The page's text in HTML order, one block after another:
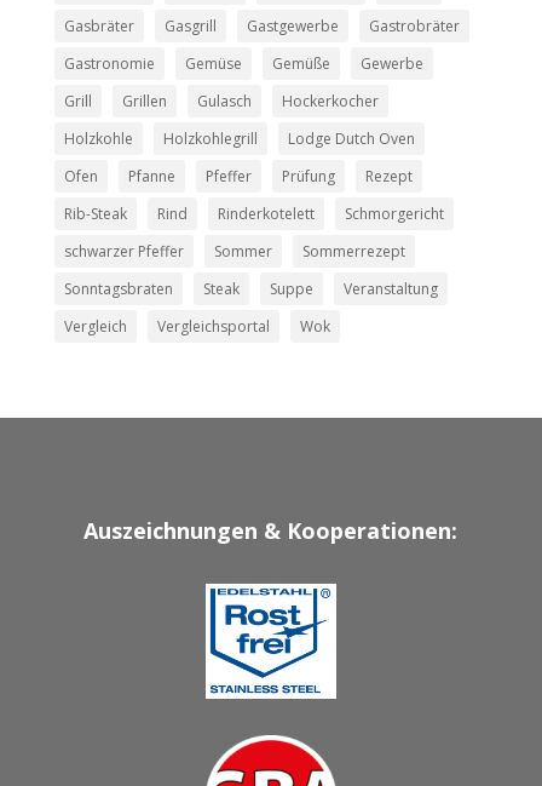
Gasbräter
Gasgrill Gastgewerbe
Gastrobräter
Gastronomie
Gemüse Gemüße
Gewerbe
Grill
Grillen Gulasch
Hockerkocher
Holzkohle
Holzkohlegrill
Lodge Dutch Oven
Ofen
Pfanne Pfeffer Prüfung
Rezept
Rib-Steak
Rind Rinderkotelett
Schmorgericht
schwarzer Pfeffer
Sommer
Sommerrezept
Sonntagsbraten
Steak Suppe
Veranstaltung
Vergleich
Vergleichsportal Wok
Auszeichnungen & Kooperationen: